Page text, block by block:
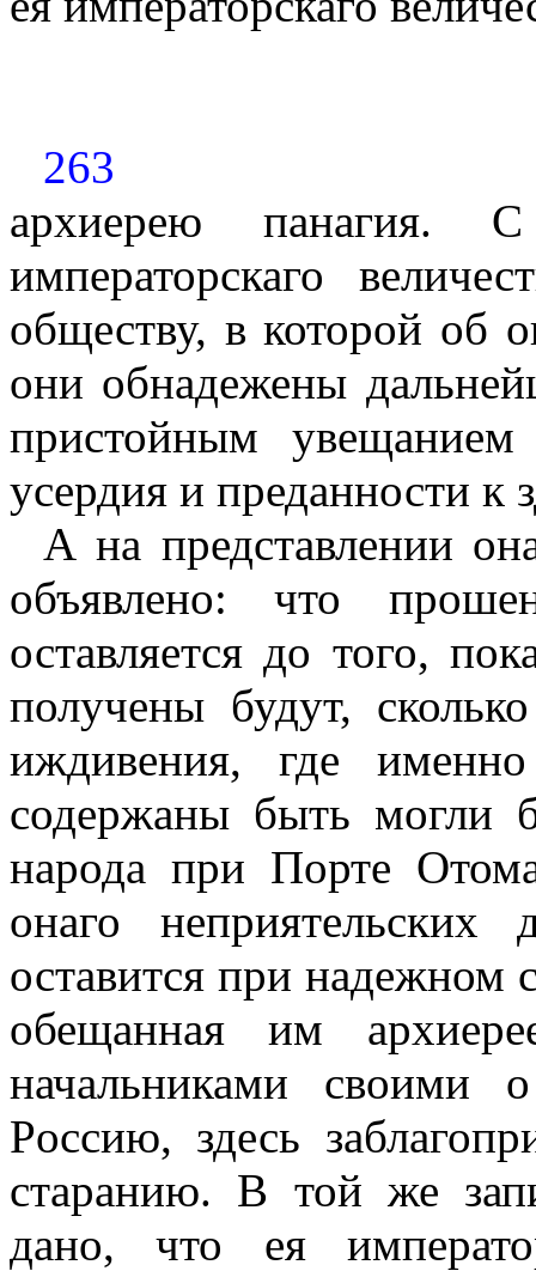
263
apxиepeю
панагия.
императорскаго
обществу, в которой об
они обнадежены
пристойным
усердия и преданности к
А на представлении
объявлено: что
оставляется до того,
получены будут,
иждивения, где
содержаны быть могли
народа при Порте
онаго
оставится при надежном
обещанная им
начальниками
Poccию, здесь
старанию. В той же
дано, что ея